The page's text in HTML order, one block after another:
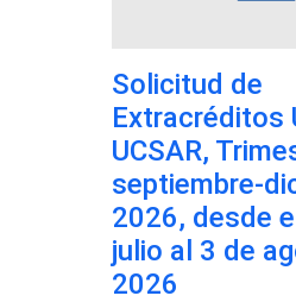
Solicitud de
Extracréditos
UCSAR,
septiembre-
2026, desde
julio al 3 de
2026